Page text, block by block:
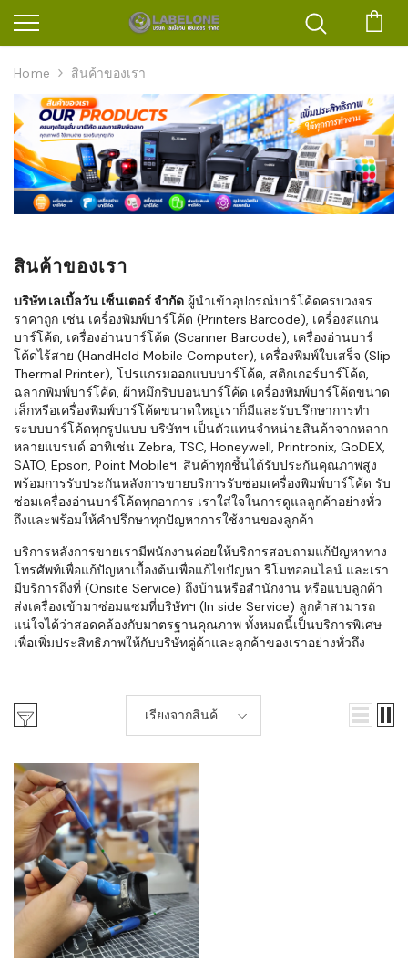
Home สินค้าของเรา
สินค้าของเรา
บริษัท เลเบิ้ลวัน เซ็นเตอร์ จำกัด ผู้นำเข้าอุปกรณ์บาร์โค้ดครบวงจร
ราคาถูก เช่น เครื่องพิมพ์บาร์โค้ด (Printers Barcode), เครื่องสแกน
บาร์โค้ด, เครื่องอ่านบาร์โค้ด (Scanner Barcode), เครื่องอ่านบาร์
โค้ดไร้สาย (HandHeld Mobile Computer), เครื่องพิมพ์ใบเสร็จ (Slip
Thermal Printer), โปรแกรมออกแบบบาร์โค้ด, สติกเกอร์บาร์โค้ด,
ฉลากพิมพ์บาร์โค้ด, ผ้าหมึกริบบอนบาร์โค้ด เครื่องพิมพ์บาร์โค้ดขนาด
เล็กหรือเครื่องพิมพ์บาร์โค้ดขนาดใหญ่เราก็มีและรับปรึกษาการทำ
ระบบบาร์โค้ดทุกรูปแบบ บริษัทฯ เป็นตัวแทนจำหน่ายสินค้าจากหลาก
หลายแบรนด์ อาทิเช่น Zebra, TSC, Honeywell, Printronix, GoDEX,
SATO, Epson, Point Mobileฯ. สินค้าทุกชิ้นได้รับประกันคุณภาพสูง
พร้อมการรับประกันหลังการขายบริการรับซ่อมเครื่องพิมพ์บาร์โค้ด รับ
ซ่อมเครื่องอ่านบาร์โค้ดทุกอาการ เราใส่ใจในการดูแลลูกค้าอย่างทั่ว
ถึงและพร้อมให้คำปรึกษาทุกปัญหาการใช้งานของลูกค้า
บริการหลังการขายเรามีพนักงานค่อยให้บริการสอบถามแก้ปัญหาทาง
โทรศัพท์เพื่อแก้ปัญหาเบื้องต้นเพื่อแก้ไขปัญหา รีโมทออนไลน์ และเรา
มีบริการถึงที่ (Onsite Service) ถึงบ้านหรือสำนักงาน หรือแบบลูกค้า
ส่งเครื่องเข้ามาซ่อมแซมที่บริษัทฯ (In side Service) ลูกค้าสามารถ
แน่ใจได้ว่าสอดคล้องกับมาตรฐานคุณภาพ ทั้งหมดนี้เป็นบริการพิเศษ
เพื่อเพิ่มประสิทธิภาพให้กับบริษัทคู่ค้าและลูกค้าของเราอย่างทั่วถึง
เรียงจากสินค้า
ใหม่-เก่า